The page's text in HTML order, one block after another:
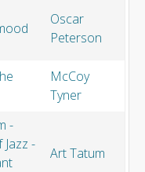
Oscar
Peterson
McCoy
Tyner
-
-
Art Tatum